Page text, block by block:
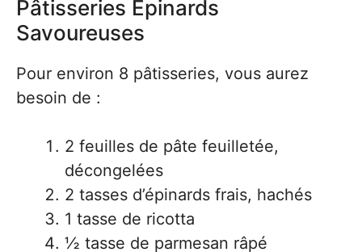
Pâtisseries Épinards
Savoureuses
Pour environ 8 pâtisseries, vous aurez
besoin de :
2 feuilles de pâte feuilletée,
décongelées
2 tasses d’épinards frais, hachés
1 tasse de ricotta
½ tasse de parmesan râpé